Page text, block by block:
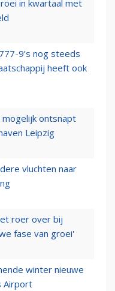
in kwartaal met
9’s nog steeds
heeft ook
ontsnapt
Leipzig
vluchten naar
roer over bij
fase van groei'
winter nieuwe
Airport